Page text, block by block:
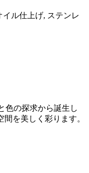
ル仕上げ, ステンレ
色の探求から誕生し
を美しく彩ります。